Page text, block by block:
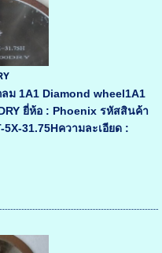
ม 1A1 Diamond wheel1A1
ยี่ห้อ : Phoenix รหัสสินค้า
31.75Hความละเอียด :